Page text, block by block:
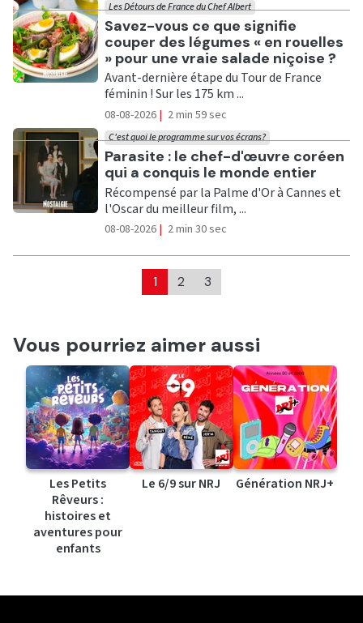
Ecouter
Savez-vous ce que signifie
couper des légumes « en rouelles
» pour une vraie salade niçoise ?
Les Détours de France du Chef Albert
Avant-dernière étape du Tour de France
féminin ! Sur les 175 km ...
08-08-2026 | 2 min 59 sec
Ecouter
Parasite : le chef-d'œuvre coréen
qui a conquis le monde entier
C'est quoi le programme sur vos écrans?
Récompensé par la Palme d'Or à Cannes et
l'Oscar du meilleur film, ...
08-08-2026 | 2 min 30 sec
1 2 3
Vous pourriez aimer aussi
Les Petits
Rêveurs :
histoires et
aventures pour
enfants
Le 6/9 sur NRJ Génération NRJ+